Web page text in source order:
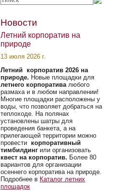
Новости
Летний корпоратив на
природе
13 июля 2026 г.
Летний корпоратив 2026 на
природе. Новые площадки для
летнего корпоративалюбого
размаха и в любом направлении!
Многие площадки расположены у
воды, что позволяет добраться на
теплоходе. На полянах
установлены шатры для
проведения банкета, а на
прилегающей территории можно
провести корпоративный
тимбилдинг или организовать
квест на корпоратив. Более 80
вариантов для организации
осеннего корпоратива на природе.
Подробнее в Каталог летних
площадок